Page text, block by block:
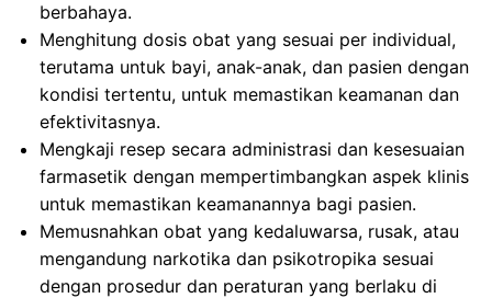
berbahaya.
Menghitung dosis obat yang sesuai per individual,
terutama untuk bayi, anak-anak, dan pasien dengan
kondisi tertentu, untuk memastikan keamanan dan
efektivitasnya.
Mengkaji resep secara administrasi dan kesesuaian
farmasetik dengan mempertimbangkan aspek klinis
untuk memastikan keamanannya bagi pasien.
Memusnahkan obat yang kedaluwarsa, rusak, atau
mengandung narkotika dan psikotropika sesuai
dengan prosedur dan peraturan yang berlaku di